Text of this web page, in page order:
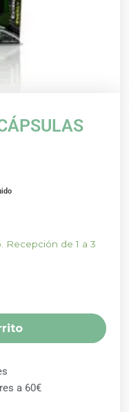
Recepción de 1 a 3
a 60€